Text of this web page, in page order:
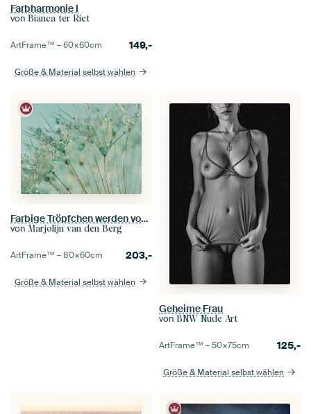
Farbharmonie I
von Bianca ter Riet
ArtFrame™ –60×60cm 149,-
Größe & Material selbst wählen
Farbige Tröpfchen werden vom Flaum getragen
von Marjolijn van den Berg
ArtFrame™ –80×60cm 203,-
Größe & Material selbst wählen
Geheime Frau
von BNW Nude Art
ArtFrame™ –50×75cm 125,-
Größe & Material selbst wählen